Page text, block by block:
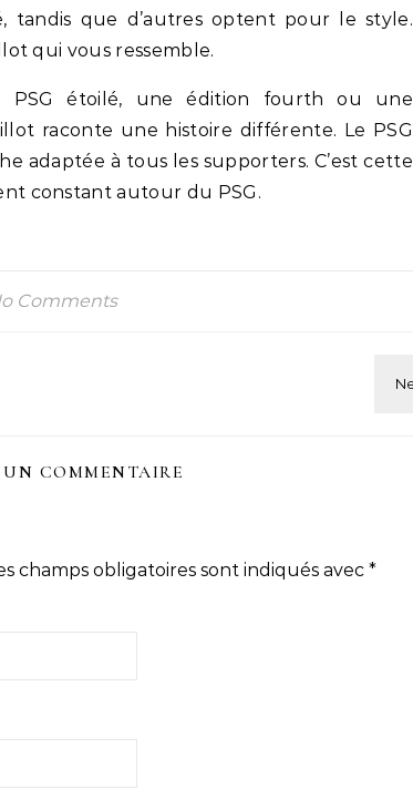
tandis que d’autres optent pour le style.
qui vous ressemble.
PSG étoilé, une édition fourth ou une
raconte une histoire différente. Le PSG
adaptée à tous les supporters. C’est cette
constant autour du PSG.
Comments
COMMENTAIRE
champs obligatoires sont indiqués avec *